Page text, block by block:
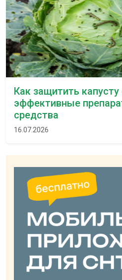
Как защитить капусту
эффективные
средства
16.07.2026